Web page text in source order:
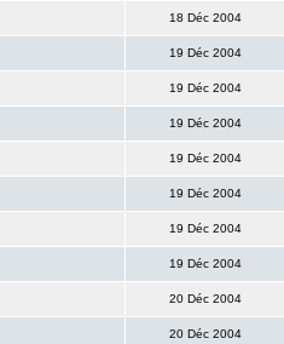
18 Déc 2004
19 Déc 2004
19 Déc 2004
19 Déc 2004
19 Déc 2004
19 Déc 2004
19 Déc 2004
19 Déc 2004
20 Déc 2004
20 Déc 2004